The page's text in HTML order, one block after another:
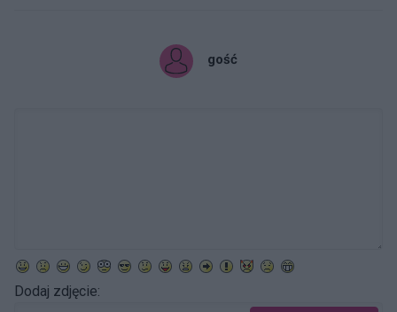
gość
Dodaj zdjęcie: